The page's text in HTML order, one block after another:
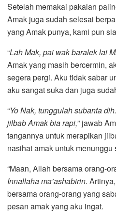
Setelah memakai pakaian
Amak juga sudah selesai
yang Amak punya, kami pun
“Lah Mak, pai wak baralek lai
Amak yang masih bercermin,
segera pergi. Aku tidak sabar
aku sangat suka dan juga
“Yo Nak, tunggulah subanta
jilbab Amak bia rapi,” jawab
tangannya untuk merapikan
nasihat amak untuk menunggu
“Maan, Allah bersama orang-
Innallaha ma’ashabirin.
bersama orang-orang yang
pesan amak yang aku ingat.